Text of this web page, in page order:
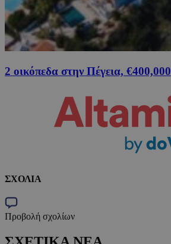
2 οικόπεδα στην Πέγεια, €400,000
ΣΧΟΛΙΑ
Προβολή σχολίων